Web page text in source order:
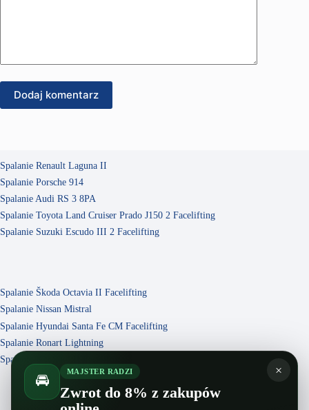
Dodaj komentarz
Spalanie Renault Laguna II
Spalanie Porsche 914
Spalanie Audi RS 3 8PA
Spalanie Toyota Land Cruiser Prado J150 2 Facelifting
Spalanie Suzuki Escudo III 2 Facelifting
Spalanie Škoda Octavia II Facelifting
Spalanie Nissan Mistral
Spalanie Hyundai Santa Fe CM Facelifting
Spalanie Ronart Lightning
Spalanie Kia Soul II Facelifting
×
🚘 MAJSTER RADZI
Zwrot do 8% z zakupów